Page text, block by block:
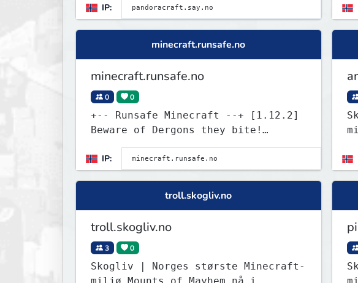
IP:
minecraft.runsafe.no
minecraft.runsafe.no
0 0
+-- Runsafe Minecraft --+ [1.12.2]
Beware of Dergons they bite!
discord.runsafe.no
IP:
troll.skogliv.no
troll.skogliv.no
3 0
Skogliv | Norges største Minecraft-